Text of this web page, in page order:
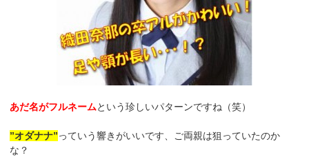
あだ名がフルネームという珍しいパターンですね（笑）
”オダナナ”っていう響きがいいです、ご両親は狙っていたのか
な？